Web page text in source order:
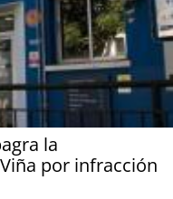
la
por infracción